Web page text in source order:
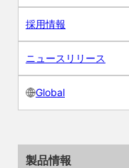
採用情報
ニュースリリース
Global
製品情報